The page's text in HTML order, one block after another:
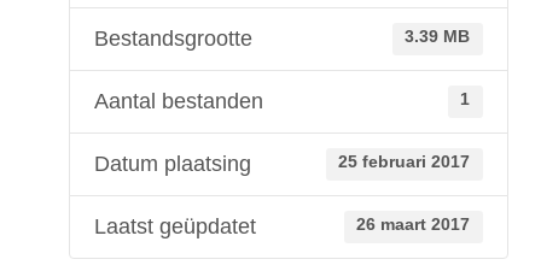
Bestandsgrootte 3.39 MB
Aantal bestanden 1
Datum plaatsing 25 februari 2017
Laatst geüpdatet 26 maart 2017